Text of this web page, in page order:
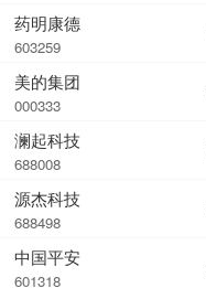
药明康德
603259
美的集团
000333
澜起科技
688008
源杰科技
688498
中国平安
601318